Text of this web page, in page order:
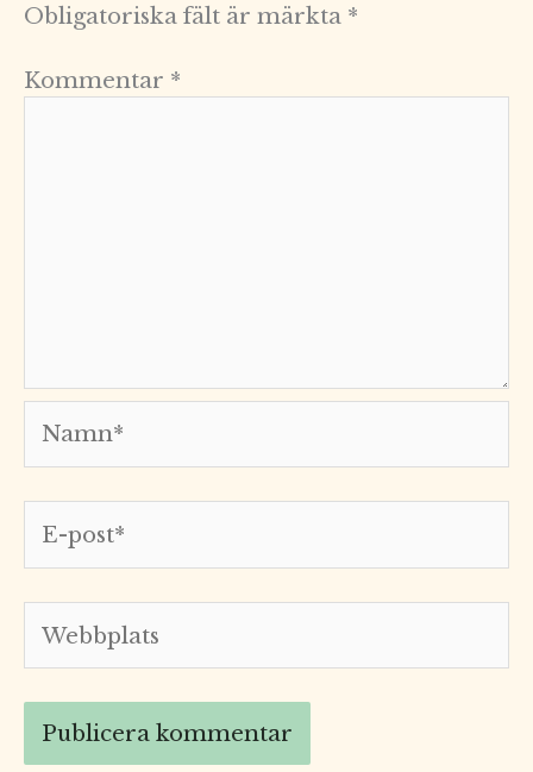
Obligatoriska fält är märkta *
Kommentar *
post*